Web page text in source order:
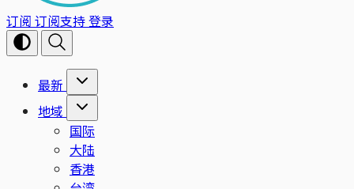
订阅 订阅支持登录
最新
地域
国际
大陆
香港